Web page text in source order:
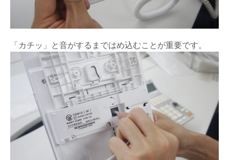
「カチッ」と音がするまではめ込むことが重要です。